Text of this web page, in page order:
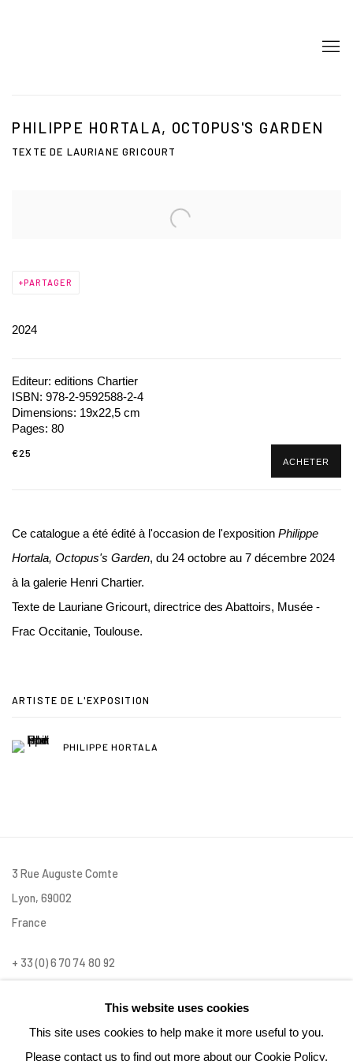
PHILIPPE HORTALA, OCTOPUS'S GARDEN
TEXTE DE LAURIANE GRICOURT
PARTAGER
2024
Editeur: editions Chartier
ISBN: 978-2-9592588-2-4
Dimensions: 19x22,5 cm
Pages: 80
€25
ACHETER
Ce catalogue a été édité à l'occasion de l'exposition Philippe
Hortala, Octopus's Garden, du 24 octobre au 7 décembre 2024
à la galerie Henri Chartier.
Texte de Lauriane Gricourt, directrice des Abattoirs, Musée -
Frac Occitanie, Toulouse.
ARTISTE DE L'EXPOSITION
PHILIPPE HORTALA
3 Rue Auguste Comte
Lyon, 69002
France
+ 33 (0) 6 70 74 80 92
This website uses cookies
This site uses cookies to help make it more useful to you.
Please contact us to find out more about our Cookie Policy.